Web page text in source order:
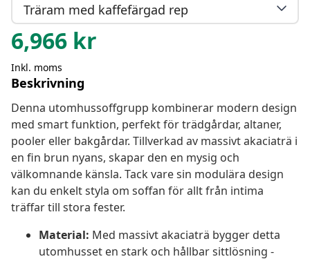
Träram med kaffefärgad rep
6,966 kr
Inkl. moms
Beskrivning
Denna utomhussoffgrupp kombinerar modern design
med smart funktion, perfekt för trädgårdar, altaner,
pooler eller bakgårdar. Tillverkad av massivt akaciaträ i
en fin brun nyans, skapar den en mysig och
välkomnande känsla. Tack vare sin modulära design
kan du enkelt styla om soffan för allt från intima
träffar till stora fester.
Material: Med massivt akaciaträ bygger detta
utomhusset en stark och hållbar sittlösning -